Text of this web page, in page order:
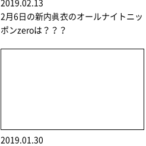
2019.02.13
2月6日の新内眞衣のオールナイトニッ
ポンzeroは？？？
2019.01.30